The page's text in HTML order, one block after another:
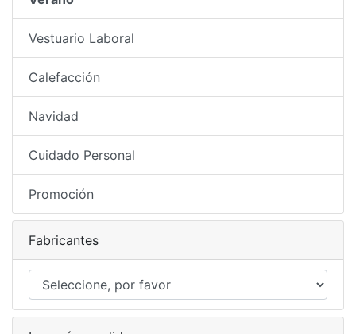
Vestuario Laboral
Calefacción
Navidad
Cuidado Personal
Promoción
Fabricantes